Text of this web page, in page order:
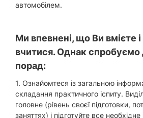
автомобілем.
Ми впевнені, що Ви вмієте і
вчитися. Однак спробуємо
порад:
1. Ознайомтеся із загальною
складання практичного іспиту.
головне (рівень своєї підготовки,
заняттях) і підготуйте все